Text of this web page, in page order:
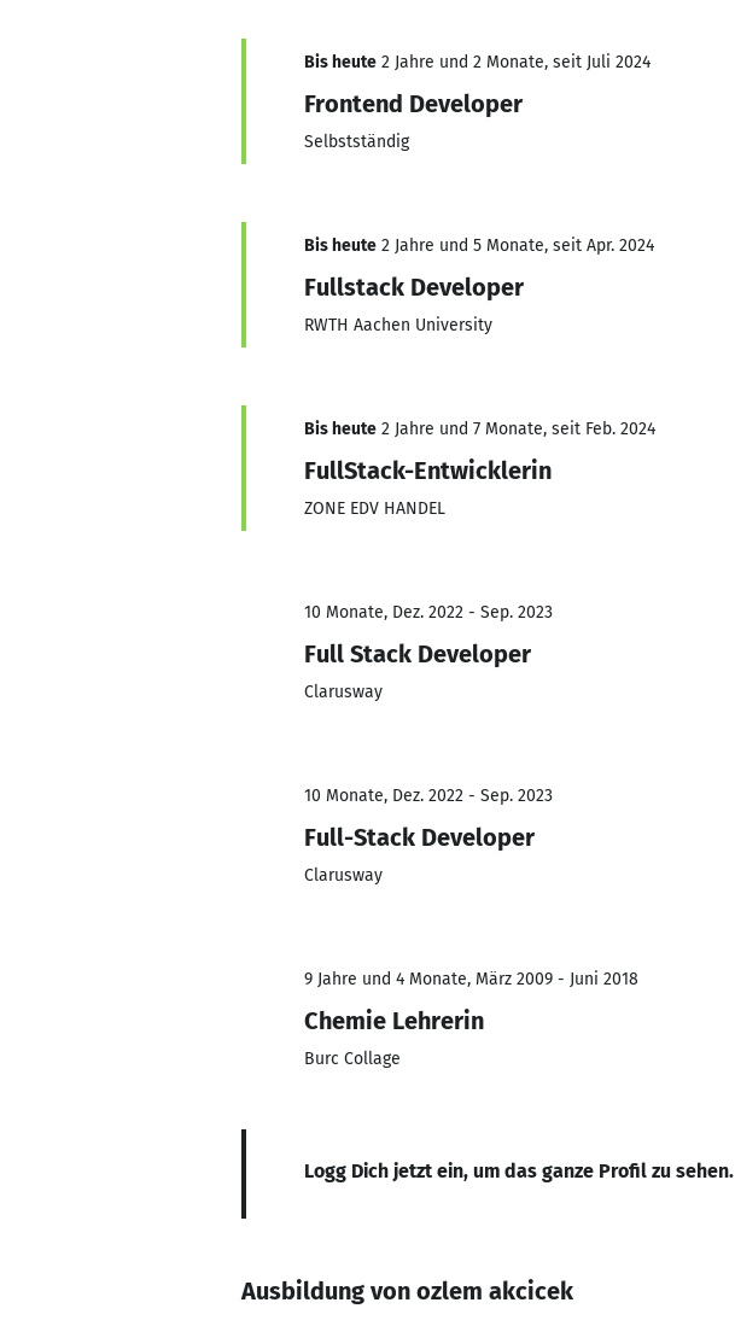
Bis heute 2 Jahre und 2 Monate, seit Juli 2024
Frontend Developer
Selbstständig
Bis heute 2 Jahre und 5 Monate, seit Apr. 2024
Fullstack Developer
RWTH Aachen University
Bis heute 2 Jahre und 7 Monate, seit Feb. 2024
FullStack-Entwicklerin
ZONE EDV HANDEL
10 Monate, Dez. 2022 - Sep. 2023
Full Stack Developer
Clarusway
10 Monate, Dez. 2022 - Sep. 2023
Full-Stack Developer
Clarusway
9 Jahre und 4 Monate, März 2009 - Juni 2018
Chemie Lehrerin
Burc Collage
Logg Dich jetzt ein, um das ganze Profil zu sehen.
Ausbildung von ozlem akcicek